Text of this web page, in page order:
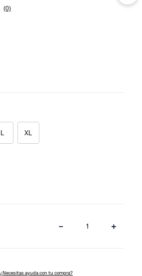
(0)
L XL
＋
－
¿Necesitas ayuda con tu compra?